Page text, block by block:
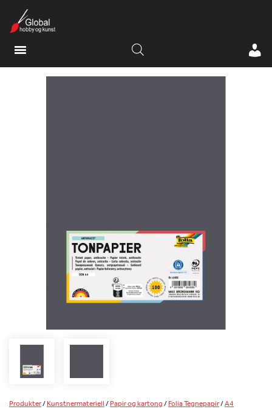
Produkter/Kunstnermateriell/Papir og kartong/Folia Tegnepapir/A4